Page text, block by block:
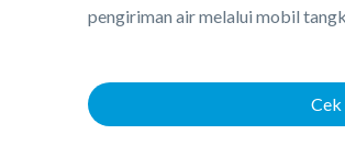
pengiriman air melalui mobil
Cek